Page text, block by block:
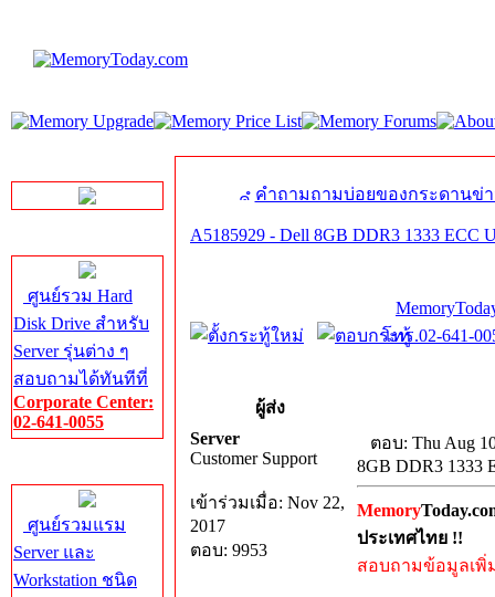
ศูนย์รวม Hard
Disk Drive สำหรับ
Server รุ่นต่าง ๆ
สอบถามได้ทันทีที่
Corporate Center:
02-641-0055
ศูนย์รวมแรม
Server และ
Workstation ชนิด
คำถามถามบ่อยของกระดานข่
A5185929 - Dell 8GB DDR3 1333 ECC
โทร.02-641-
ผู้ส่ง
Server
Customer Support
เข้าร่วมเมื่อ: Nov 22,
2017
ตอบ: 9953
ตอบ: Thu Aug
8GB DDR3 1333
Memory
ประเทศไทย !!
สอบถามข้อมูลเพิ่